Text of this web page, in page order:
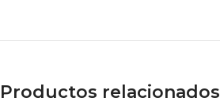
Productos relacionados